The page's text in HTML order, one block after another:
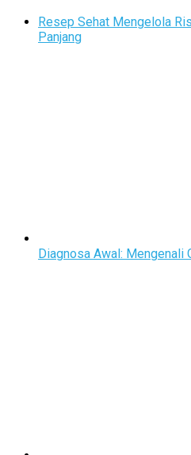
Resep Sehat Mengelola
Panjang
Diagnosa Awal: Mengenali